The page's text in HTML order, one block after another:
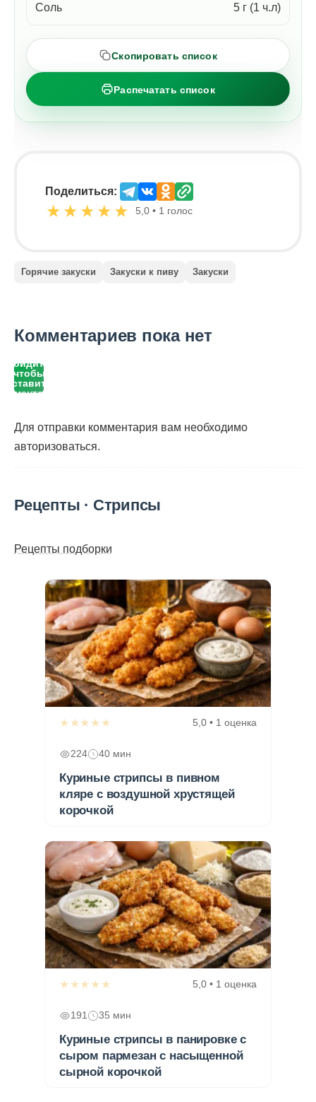
Соль 5 г (1 ч.л)
Скопировать список
Распечатать список
Поделиться:
★ ★ ★ ★ ★ 5,0 • 1 голос
Горячие закуски Закуски к пиву Закуски
Комментариев пока нет
Войдите,
чтобы
оставить
Для отправки комментария вам необходимо
авторизоваться.
Рецепты · Стрипсы
Рецепты подборки
★★★★★ 5,0 • 1 оценка
224 40 мин
Куриные стрипсы в пивном
кляре с воздушной хрустящей
корочкой
★★★★★ 5,0 • 1 оценка
191 35 мин
Куриные стрипсы в панировке с
сыром пармезан с насыщенной
сырной корочкой